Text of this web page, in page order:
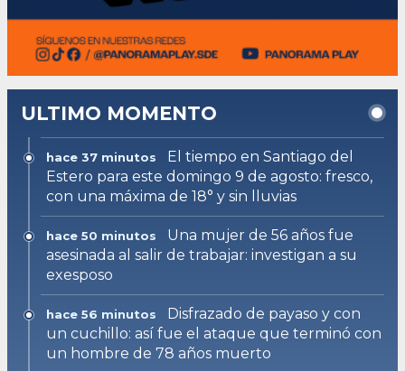
ULTIMO MOMENTO
hace 37 minutos
El tiempo en Santiago del
Estero para este domingo 9 de agosto: fresco,
con una máxima de 18° y sin lluvias
hace 50 minutos
Una mujer de 56 años fue
asesinada al salir de trabajar: investigan a su
exesposo
hace 56 minutos
Disfrazado de payaso y con
un cuchillo: así fue el ataque que terminó con
un hombre de 78 años muerto